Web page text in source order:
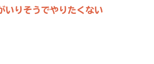
いりそうでやりたくない